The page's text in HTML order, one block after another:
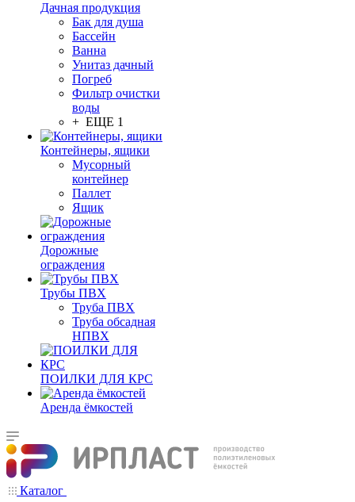
Дачная продукция
Бак для душа
Бассейн
Ванна
Унитаз дачный
Погреб
Фильтр очистки
воды
+ ЕЩЕ 1
Контейнеры, ящики
Мусорный
контейнер
Паллет
Ящик
Дорожные
ограждения
Трубы ПВХ
Труба ПВХ
Труба обсадная
НПВХ
ПОИЛКИ ДЛЯ КРС
Аренда ёмкостей
Каталог